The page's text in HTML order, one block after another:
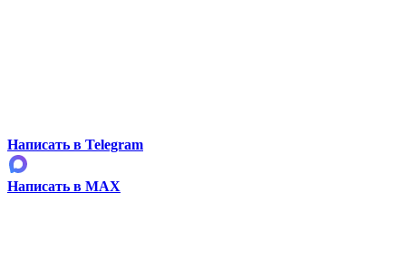
Написать в Telegram
Написать в MAX